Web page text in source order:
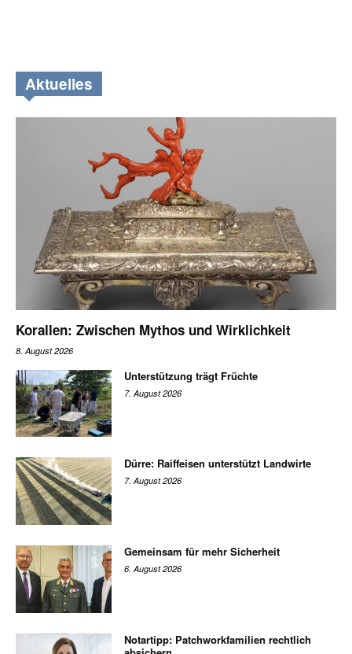
Aktuelles
Korallen: Zwischen Mythos und Wirklichkeit
8. August 2026
Unterstützung trägt Früchte
7. August 2026
Dürre: Raiffeisen unterstützt Landwirte
7. August 2026
Gemeinsam für mehr Sicherheit
6. August 2026
Notartipp: Patchworkfamilien rechtlich